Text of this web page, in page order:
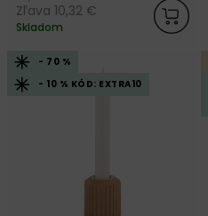
Zľava 10,32 €
Skladom
- 70 %
- 10 % KÓD: EXTRA10